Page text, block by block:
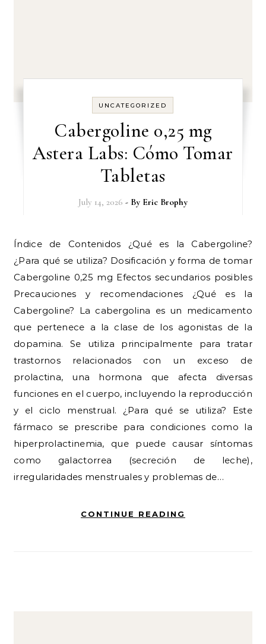
UNCATEGORIZED
Cabergoline 0,25 mg
Astera Labs: Cómo Tomar
Tabletas
July 14, 2026 - By Eric Brophy
Índice de Contenidos ¿Qué es la Cabergoline?
¿Para qué se utiliza? Dosificación y forma de tomar
Cabergoline 0,25 mg Efectos secundarios posibles
Precauciones y recomendaciones ¿Qué es la
Cabergoline? La cabergolina es un medicamento
que pertenece a la clase de los agonistas de la
dopamina. Se utiliza principalmente para tratar
trastornos relacionados con un exceso de
prolactina, una hormona que afecta diversas
funciones en el cuerpo, incluyendo la reproducción
y el ciclo menstrual. ¿Para qué se utiliza? Este
fármaco se prescribe para condiciones como la
hiperprolactinemia, que puede causar síntomas
como galactorrea (secreción de leche),
irregularidades menstruales y problemas de…
CONTINUE READING